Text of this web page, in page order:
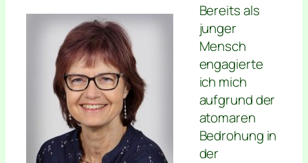
Bereits als
junger
Mensch
engagierte
ich mich
aufgrund der
atomaren
Bedrohung in
der